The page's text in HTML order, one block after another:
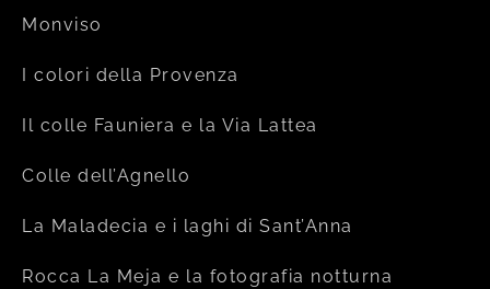
Monviso
I colori della Provenza
Il colle Fauniera e la Via Lattea
Colle dell’Agnello
La Maladecia e i laghi di Sant’Anna
Rocca La Meja e la fotografia notturna